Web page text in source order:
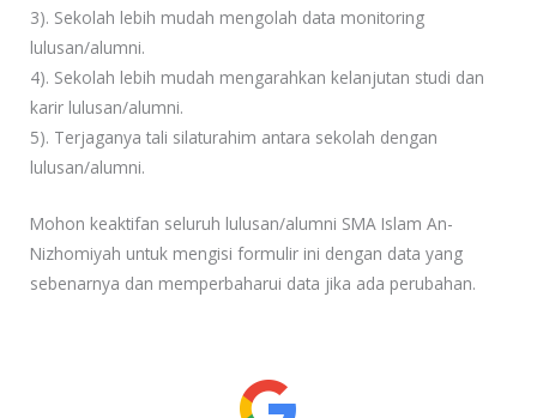
3). Sekolah lebih mudah mengolah data monitoring
lulusan/alumni.
4). Sekolah lebih mudah mengarahkan kelanjutan studi dan
karir lulusan/alumni.
5). Terjaganya tali silaturahim antara sekolah dengan
lulusan/alumni.
Mohon keaktifan seluruh lulusan/alumni SMA Islam An-
Nizhomiyah untuk mengisi formulir ini dengan data yang
sebenarnya dan memperbaharui data jika ada perubahan.